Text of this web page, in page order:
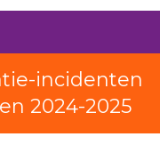
incidenten
2024-2025